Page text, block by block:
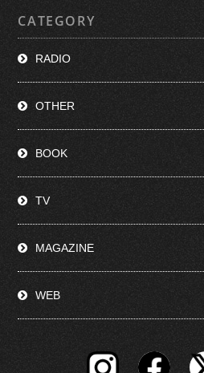
CATEGORY
RADIO
OTHER
BOOK
TV
MAGAZINE
WEB